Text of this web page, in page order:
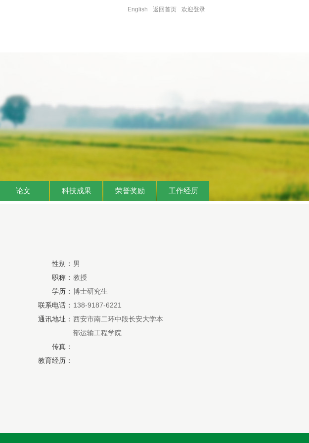
English 返回首页 欢迎登录
论文 科技成果 荣誉奖励 工作经历
性别： 男
职称： 教授
学历： 博士研究生
联系电话： 138-9187-6221
通讯地址： 西安市南二环中段长安大学本
部运输工程学院
传真：
教育经历：